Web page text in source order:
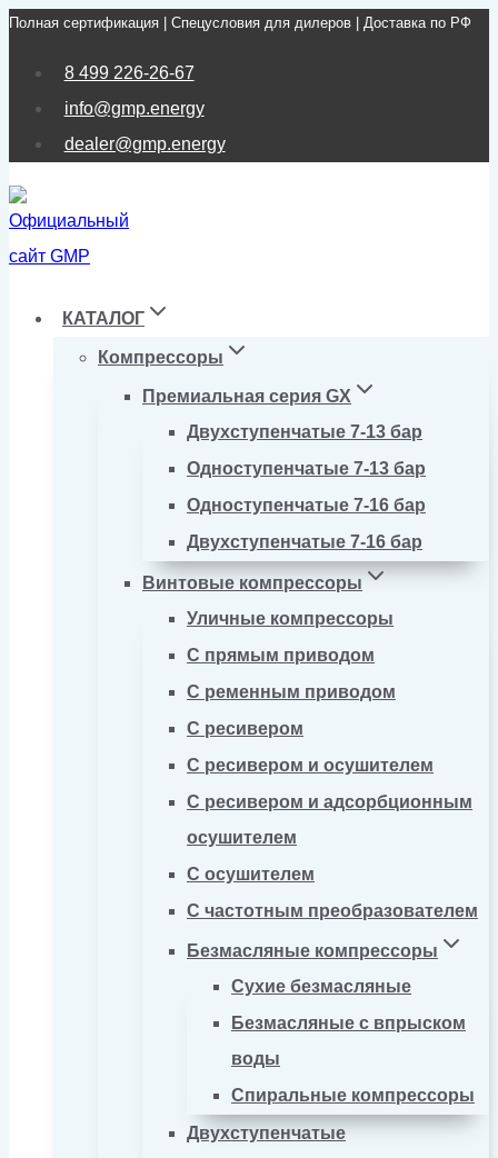
Перейти
Полная сертификация | Спецусловия для дилеров | Доставка по РФ
8 499 226-26-67
info@gmp.energy
dealer@gmp.energy
КАТАЛОГ
Компрессоры
Премиальная серия GX
Двухступенчатые 7-13 бар
Одноступенчатые 7-13 бар
Одноступенчатые 7-16 бар
Двухступенчатые 7-16 бар
Винтовые компрессоры
Уличные компрессоры
С прямым приводом
С ременным приводом
С ресивером
С ресивером и осушителем
С ресивером и адсорбционным
осушителем
С осушителем
С частотным преобразователем
Безмасляные компрессоры
Сухие безмасляные
Безмасляные с впрыском
воды
Спиральные компрессоры
Двухступенчатые